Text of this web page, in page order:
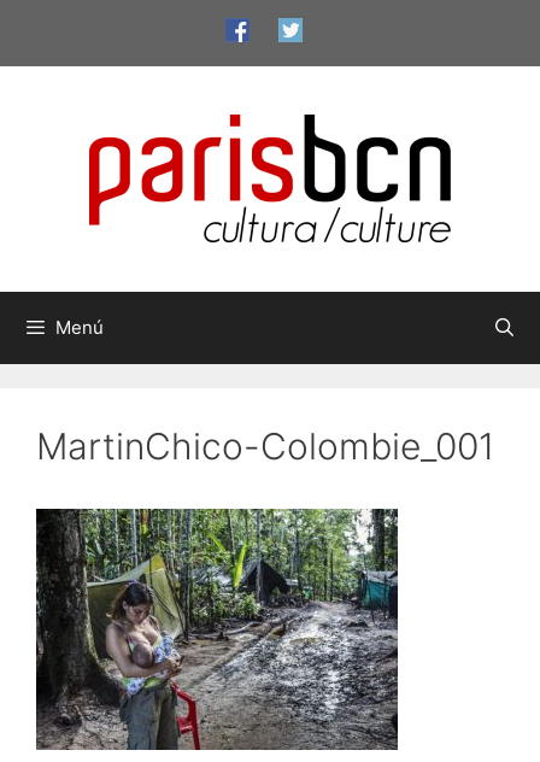
contenido
Menú
MartinChico-Colombie_001